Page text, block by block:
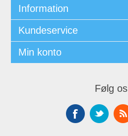
Information
Kundeservice
Min konto
Følg os